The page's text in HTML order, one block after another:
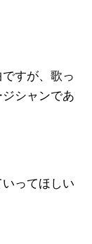
すが、歌っ
シャンであ
ってほしい